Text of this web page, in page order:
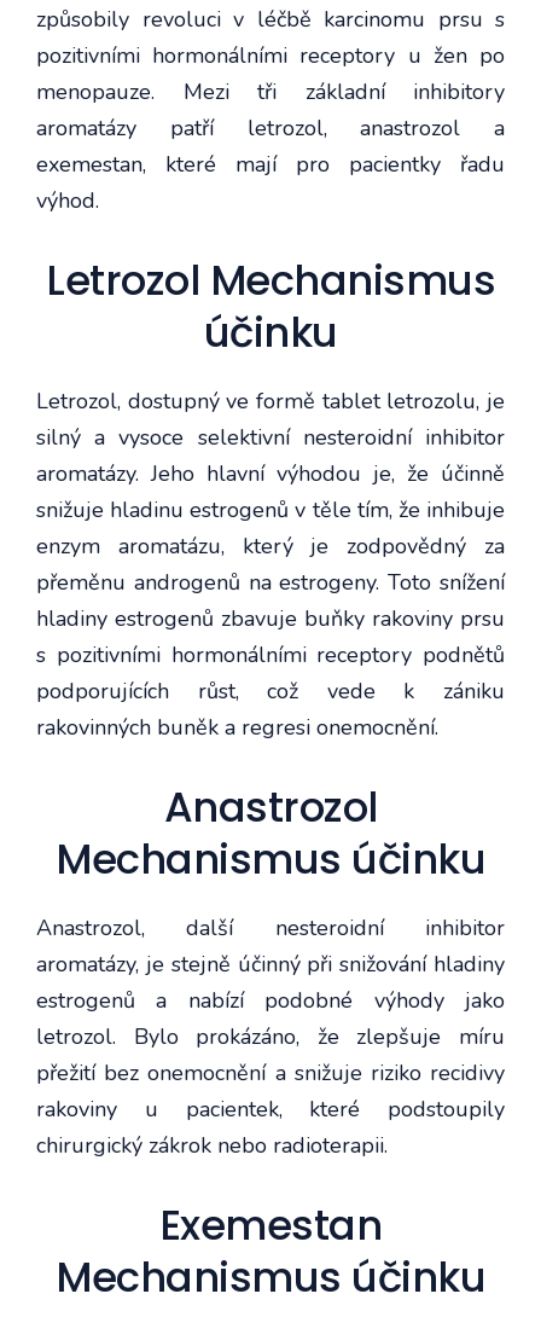
způsobily revoluci v léčbě karcinomu prsu s
pozitivními hormonálními receptory u žen po
menopauze. Mezi tři základní inhibitory
aromatázy patří letrozol, anastrozol a
exemestan, které mají pro pacientky řadu
výhod.
Letrozol Mechanismus
účinku
Letrozol, dostupný ve formě tablet letrozolu, je
silný a vysoce selektivní nesteroidní inhibitor
aromatázy. Jeho hlavní výhodou je, že účinně
snižuje hladinu estrogenů v těle tím, že inhibuje
enzym aromatázu, který je zodpovědný za
přeměnu androgenů na estrogeny. Toto snížení
hladiny estrogenů zbavuje buňky rakoviny prsu
s pozitivními hormonálními receptory podnětů
podporujících růst, což vede k zániku
rakovinných buněk a regresi onemocnění.
Anastrozol
Mechanismus účinku
Anastrozol, další nesteroidní inhibitor
aromatázy, je stejně účinný při snižování hladiny
estrogenů a nabízí podobné výhody jako
letrozol. Bylo prokázáno, že zlepšuje míru
přežití bez onemocnění a snižuje riziko recidivy
rakoviny u pacientek, které podstoupily
chirurgický zákrok nebo radioterapii.
Exemestan
Mechanismus účinku